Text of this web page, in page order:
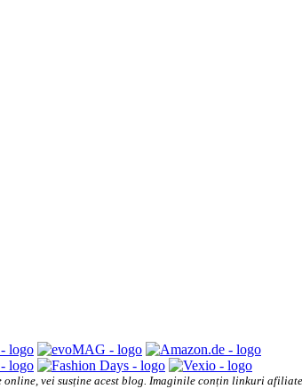
vei susține acest blog. Imaginile conțin linkuri